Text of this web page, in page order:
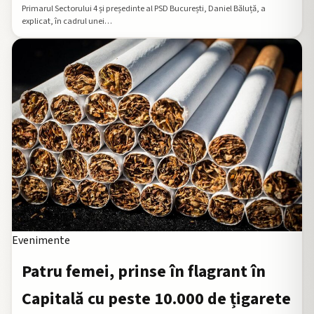
Primarul Sectorului 4 și președinte al PSD București, Daniel Băluță, a
explicat, în cadrul unei…
Evenimente
Patru femei, prinse în flagrant în
Capitală cu peste 10.000 de țigarete